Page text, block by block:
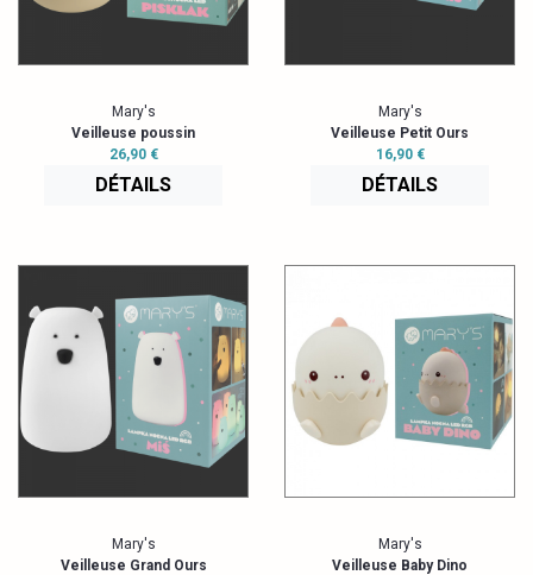
Mary's
Veilleuse poussin
26,90 €
DÉTAILS
Mary's
Veilleuse Petit Ours
16,90 €
DÉTAILS
Mary's
Veilleuse Grand Ours
Mary's
Veilleuse Baby Dino